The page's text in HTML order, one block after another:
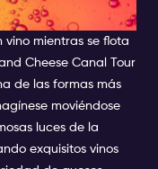
vino mientras se flota
Cheese Canal Tour
de las formas más
moviéndose
luces de la
exquisitos vinos